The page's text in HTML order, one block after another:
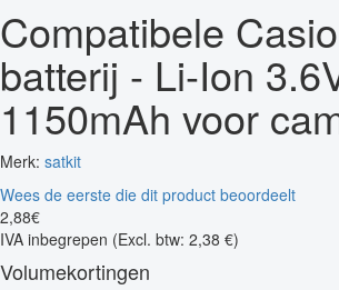
Compatibele
batterij - Li-Ion
1150mAh voor
Merk: satkit
Wees de eerste die dit product beoordeelt
2,88€
IVA inbegrepen (Excl. btw: 2,38 €)
Volumekortingen